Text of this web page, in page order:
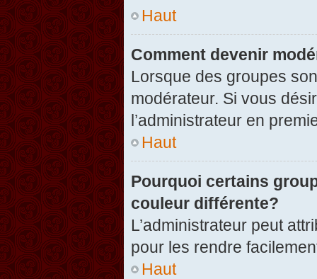
Haut
Comment devenir
Lorsque des groupes
modérateur. Si vous
l’administrateur en
Haut
Pourquoi certains
couleur différente?
L’administrateur peut
pour les rendre
Haut